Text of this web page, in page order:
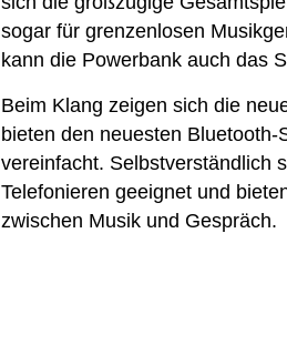
sogar für grenzenlosen
kann die Powerbank auch das
Beim Klang zeigen sich die
bieten den neuesten
vereinfacht. Selbstverständlich
Telefonieren geeignet und
zwischen Musik und Gespräch.